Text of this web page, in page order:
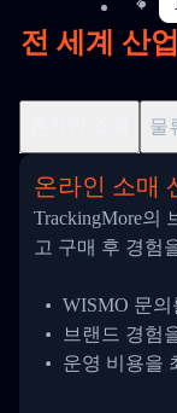
전 세계 산
물
온라인 소매
TrackingMore의
고 구매 후 경험
WISMO 문의
브랜드 경험
운영 비용을